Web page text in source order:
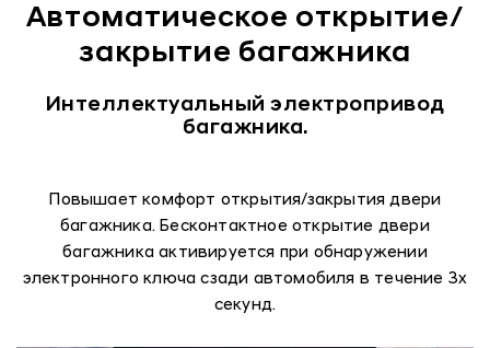
Автоматическое открытие/
закрытие багажника
Интеллектуальный электропривод
багажника.
Повышает комфорт открытия/закрытия двери
багажника. Бесконтактное открытие двери
багажника активируется при обнаружении
электронного ключа сзади автомобиля в течение 3х
секунд.